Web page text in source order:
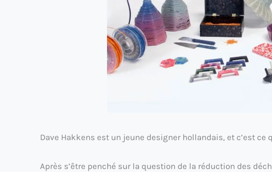
Dave Hakkens est un jeune designer hollandais, et c’est ce
Après s’être penché sur la question de la réduction des